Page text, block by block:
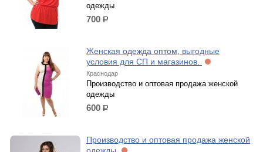
одежды
700 р.
Женская одежда оптом, выгодные
условия для СП и магазинов.
Краснодар
Производство и оптовая продажа женской
одежды
600 р.
Производство и оптовая продажа женской